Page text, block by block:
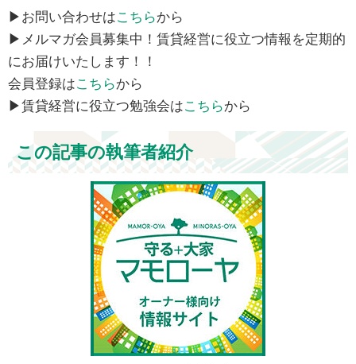
▶お問い合わせはこちらから
▶メルマガ会員募集中！賃貸経営に役立つ情報を定期的
にお届けいたします！！
会員登録はこちらから
▶賃貸経営に役立つ勉強会はこちらから
この記事の執筆者紹介